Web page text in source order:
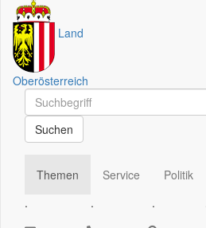
Land
Oberösterreich
Schnellsuche
Schnellsuche
Suchen
Themen
.
Service
.
Politik
.